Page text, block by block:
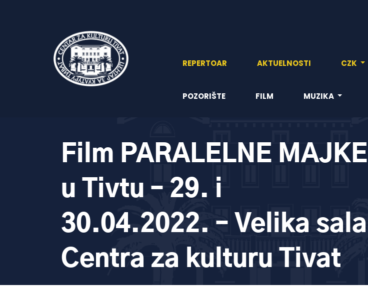
REPERTOAR AKTUELNOSTI CZK
POZORIŠTE FILM MUZIKA
Film PARALELNE MAJKE
u Tivtu – 29. i
30.04.2022. – Velika sala
Centra za kulturu Tivat